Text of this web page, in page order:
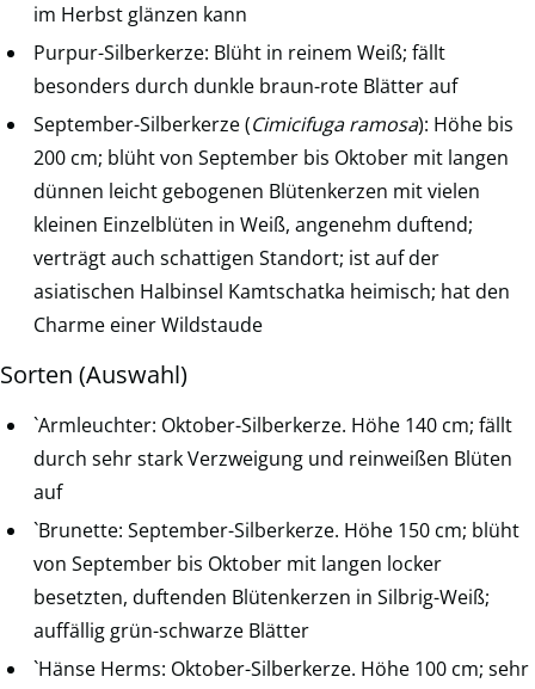
im Herbst glänzen kann
Purpur-Silberkerze: Blüht in reinem Weiß; fällt
besonders durch dunkle braun-rote Blätter auf
September-Silberkerze (Cimicifuga ramosa): Höhe bis
200 cm; blüht von September bis Oktober mit langen
dünnen leicht gebogenen Blütenkerzen mit vielen
kleinen Einzelblüten in Weiß, angenehm duftend;
verträgt auch schattigen Standort; ist auf der
asiatischen Halbinsel Kamtschatka heimisch; hat den
Charme einer Wildstaude
Sorten (Auswahl)
`Armleuchter: Oktober-Silberkerze. Höhe 140 cm; fällt
durch sehr stark Verzweigung und reinweißen Blüten
auf
`Brunette: September-Silberkerze. Höhe 150 cm; blüht
von September bis Oktober mit langen locker
besetzten, duftenden Blütenkerzen in Silbrig-Weiß;
auffällig grün-schwarze Blätter
`Hänse Herms: Oktober-Silberkerze. Höhe 100 cm; sehr